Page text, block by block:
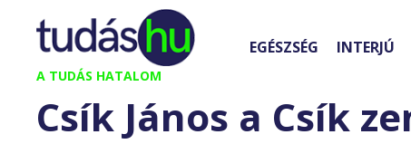
Kilépés
tartalomba
A TUDÁS HATALOM
EGÉSZSÉG INTERJÚ
Csík János a Csík